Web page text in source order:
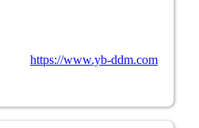
https://www.yb-ddm.com